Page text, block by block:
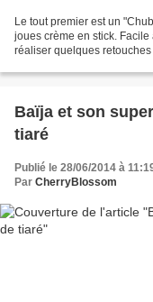
Le tout premier est un
joues crème en stick.
réaliser quelques
Baïja et son
tiaré
Publié le 28/06/2014 à
Par CherryBlossom